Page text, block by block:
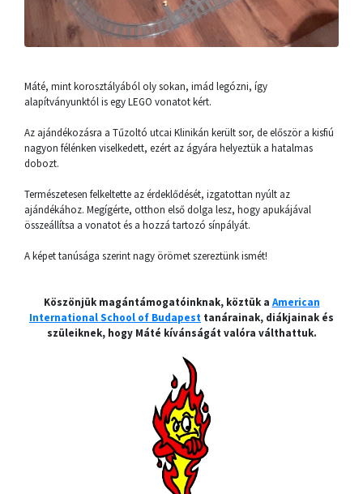
Máté, mint korosztályából oly sokan, imád legózni, így
alapítványunktól is egy LEGO vonatot kért.
Az ajándékozásra a Tűzoltó utcai Klinikán került sor, de először a kisfiú
nagyon félénken viselkedett, ezért az ágyára helyeztük a hatalmas
dobozt.
Természetesen felkeltette az érdeklődését, izgatottan nyúlt az
ajándékához. Megígérte, otthon első dolga lesz, hogy apukájával
összeállítsa a vonatot és a hozzá tartozó sínpályát.
A képet tanúsága szerint nagy örömet szereztünk ismét!
Köszönjük magántámogatóinknak, köztük a American
International School of Budapest tanárainak, diákjainak és
szüleiknek, hogy Máté kívánságát valóra válthattuk.